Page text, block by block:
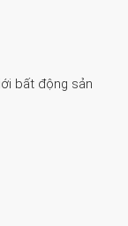
bất động sản